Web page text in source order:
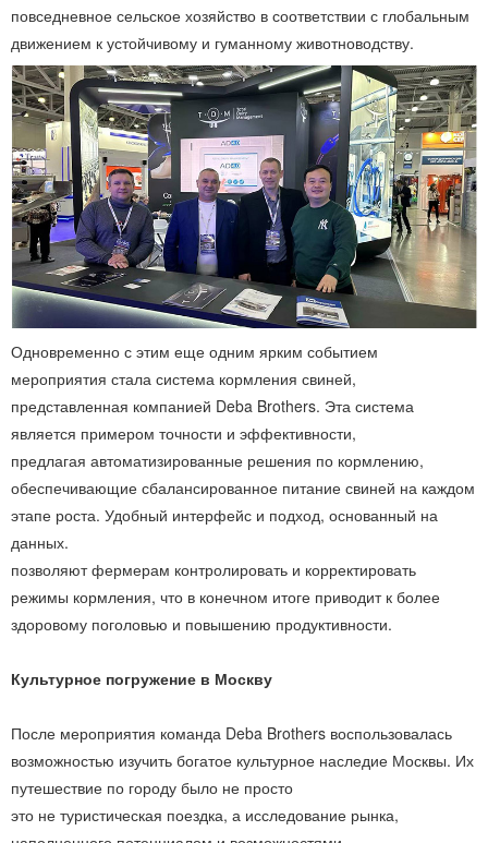
повседневное сельское хозяйство в соответствии с глобальным
движением к устойчивому и гуманному животноводству.
Одновременно с этим еще одним ярким событием
мероприятия стала система кормления свиней,
представленная компанией Deba Brothers. Эта система
является примером точности и эффективности,
предлагая автоматизированные решения по кормлению,
обеспечивающие сбалансированное питание свиней на каждом
этапе роста. Удобный интерфейс и подход, основанный на
данных.
позволяют фермерам контролировать и корректировать
режимы кормления, что в конечном итоге приводит к более
здоровому поголовью и повышению продуктивности.
Культурное погружение в Москву
После мероприятия команда Deba Brothers воспользовалась
возможностью изучить богатое культурное наследие Москвы. Их
путешествие по городу было не просто
это не туристическая поездка, а исследование рынка,